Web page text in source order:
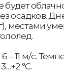
будет
осадков.
местами
11 м/с.
°С.